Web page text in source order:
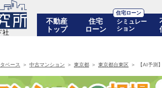
不動産
トップ
住宅
ローン
住宅ローン
シミュレー
ション
ベース 中古マンション 東京都 東京都台東区 【AI予測